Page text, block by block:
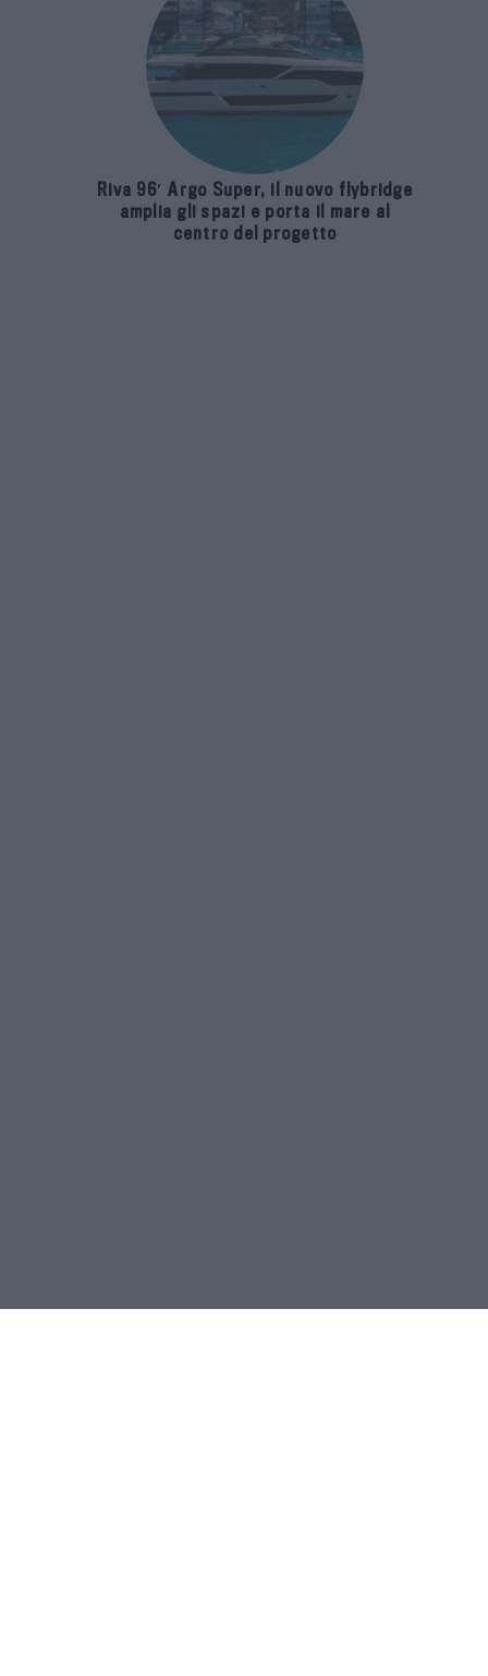
Riva 96′ Argo Super, il nuovo flybridge
amplia gli spazi e porta il mare al
centro del progetto